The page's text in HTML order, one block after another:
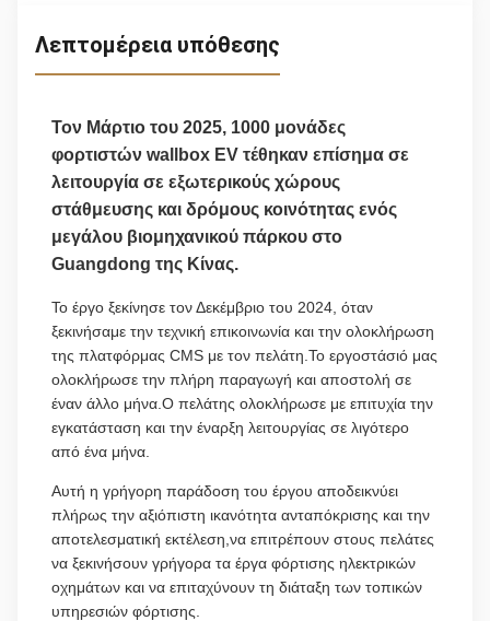
Λεπτομέρεια υπόθεσης
Τον Μάρτιο του 2025, 1000 μονάδες
φορτιστών wallbox EV τέθηκαν επίσημα σε
λειτουργία σε εξωτερικούς χώρους
στάθμευσης και δρόμους κοινότητας ενός
μεγάλου βιομηχανικού πάρκου στο
Guangdong της Κίνας.
Το έργο ξεκίνησε τον Δεκέμβριο του 2024, όταν
ξεκινήσαμε την τεχνική επικοινωνία και την ολοκλήρωση
της πλατφόρμας CMS με τον πελάτη.Το εργοστάσιό μας
ολοκλήρωσε την πλήρη παραγωγή και αποστολή σε
έναν άλλο μήνα.Ο πελάτης ολοκλήρωσε με επιτυχία την
εγκατάσταση και την έναρξη λειτουργίας σε λιγότερο
από ένα μήνα.
Αυτή η γρήγορη παράδοση του έργου αποδεικνύει
πλήρως την αξιόπιστη ικανότητα ανταπόκρισης και την
αποτελεσματική εκτέλεση,να επιτρέπουν στους πελάτες
να ξεκινήσουν γρήγορα τα έργα φόρτισης ηλεκτρικών
οχημάτων και να επιταχύνουν τη διάταξη των τοπικών
υπηρεσιών φόρτισης.